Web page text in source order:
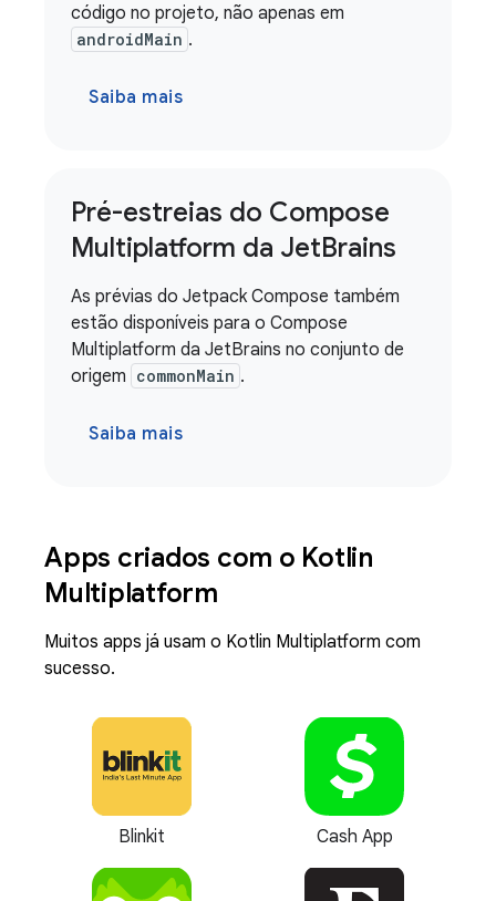
código no projeto, não apenas em
androidMain .
Saiba mais
Pré-estreias do Compose
Multiplatform da JetBrains
As prévias do Jetpack Compose também
estão disponíveis para o Compose
Multiplatform da JetBrains no conjunto de
origem commonMain .
Saiba mais
Apps criados com o Kotlin
Multiplatform
Muitos apps já usam o Kotlin Multiplatform com
sucesso.
Blinkit Cash App